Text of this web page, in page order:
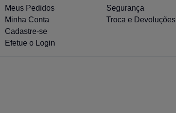
Meus Pedidos
Minha Conta
Cadastre-se
Efetue o Login
Segurança
Troca e Devoluções